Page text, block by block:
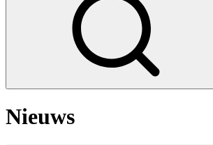
Nieuws